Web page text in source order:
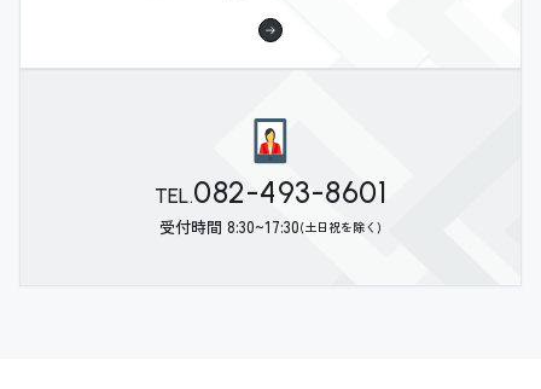
TEL.082-493-8601
受付時間 8:30~17:30(土日祝を除く)